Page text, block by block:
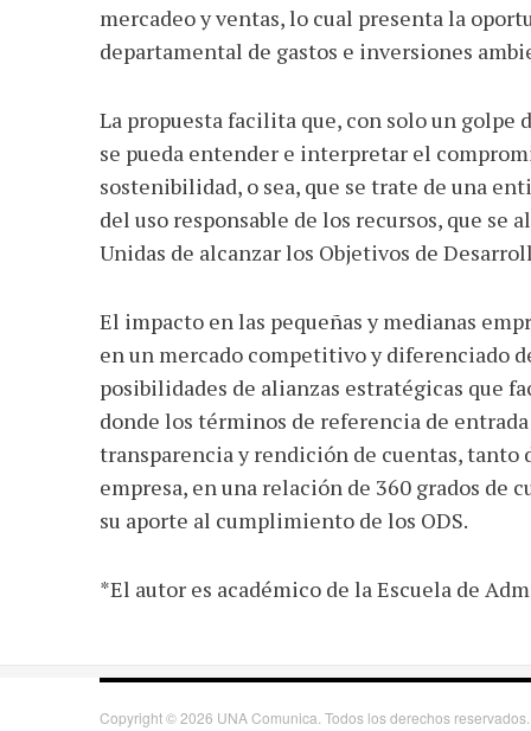
mercadeo y ventas, lo cual presenta la
departamental de gastos e inversiones
La propuesta facilita que, con solo un
se pueda entender e interpretar el
sostenibilidad, o sea, que se trate de una
del uso responsable de los recursos, que se
Unidas de alcanzar los Objetivos de
El impacto en las pequeñas y medianas
en un mercado competitivo y diferenciado
posibilidades de alianzas estratégicas que
donde los términos de referencia de
transparencia y rendición de cuentas,
empresa, en una relación de 360 grados
su aporte al cumplimiento de los ODS.
*El autor es académico de la Escuela de
Copyright © 2026 UNA Comunica. Todos los derechos